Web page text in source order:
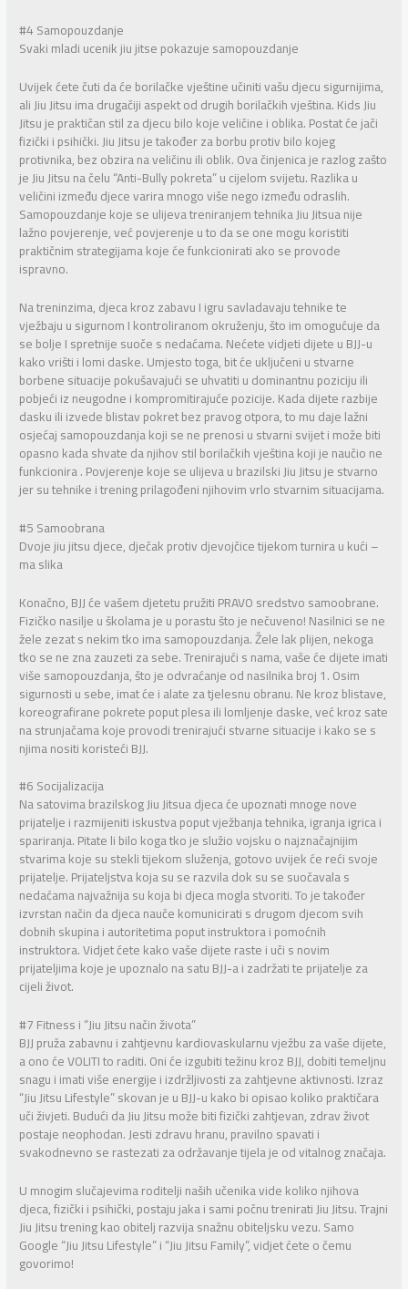
#4 Samopouzdanje
Svaki mladi ucenik jiu jitse pokazuje samopouzdanje
Uvijek ćete čuti da će borilačke vještine učiniti vašu djecu sigurnijima,
ali Jiu Jitsu ima drugačiji aspekt od drugih borilačkih vještina. Kids Jiu
Jitsu je praktičan stil za djecu bilo koje veličine i oblika. Postat će jači
fizički i psihički. Jiu Jitsu je također za borbu protiv bilo kojeg
protivnika, bez obzira na veličinu ili oblik. Ova činjenica je razlog zašto
je Jiu Jitsu na čelu “Anti-Bully pokreta” u cijelom svijetu. Razlika u
veličini između djece varira mnogo više nego između odraslih.
Samopouzdanje koje se ulijeva treniranjem tehnika Jiu Jitsua nije
lažno povjerenje, već povjerenje u to da se one mogu koristiti
praktičnim strategijama koje će funkcionirati ako se provode
ispravno.
Na treninzima, djeca kroz zabavu I igru savladavaju tehnike te
vježbaju u sigurnom I kontroliranom okruženju, što im omogućuje da
se bolje I spretnije suoče s nedaćama. Nećete vidjeti dijete u BJJ-u
kako vrišti i lomi daske. Umjesto toga, bit će uključeni u stvarne
borbene situacije pokušavajući se uhvatiti u dominantnu poziciju ili
pobjeći iz neugodne i kompromitirajuće pozicije. Kada dijete razbije
dasku ili izvede blistav pokret bez pravog otpora, to mu daje lažni
osjećaj samopouzdanja koji se ne prenosi u stvarni svijet i može biti
opasno kada shvate da njihov stil borilačkih vještina koji je naučio ne
funkcionira . Povjerenje koje se ulijeva u brazilski Jiu Jitsu je stvarno
jer su tehnike i trening prilagođeni njihovim vrlo stvarnim situacijama.
#5 Samoobrana
Dvoje jiu jitsu djece, dječak protiv djevojčice tijekom turnira u kući –
ma slika
Konačno, BJJ će vašem djetetu pružiti PRAVO sredstvo samoobrane.
Fizičko nasilje u školama je u porastu što je nečuveno! Nasilnici se ne
žele zezat s nekim tko ima samopouzdanja. Žele lak plijen, nekoga
tko se ne zna zauzeti za sebe. Trenirajući s nama, vaše će dijete imati
više samopouzdanja, što je odvraćanje od nasilnika broj 1. Osim
sigurnosti u sebe, imat će i alate za tjelesnu obranu. Ne kroz blistave,
koreografirane pokrete poput plesa ili lomljenje daske, već kroz sate
na strunjačama koje provodi trenirajući stvarne situacije i kako se s
njima nositi koristeći BJJ.
#6 Socijalizacija
Na satovima brazilskog Jiu Jitsua djeca će upoznati mnoge nove
prijatelje i razmijeniti iskustva poput vježbanja tehnika, igranja igrica i
spariranja. Pitate li bilo koga tko je služio vojsku o najznačajnijim
stvarima koje su stekli tijekom služenja, gotovo uvijek će reći svoje
prijatelje. Prijateljstva koja su se razvila dok su se suočavala s
nedaćama najvažnija su koja bi djeca mogla stvoriti. To je također
izvrstan način da djeca nauče komunicirati s drugom djecom svih
dobnih skupina i autoritetima poput instruktora i pomoćnih
instruktora. Vidjet ćete kako vaše dijete raste i uči s novim
prijateljima koje je upoznalo na satu BJJ-a i zadržati te prijatelje za
cijeli život.
#7 Fitness i “Jiu Jitsu način života”
BJJ pruža zabavnu i zahtjevnu kardiovaskularnu vježbu za vaše dijete,
a ono će VOLITI to raditi. Oni će izgubiti težinu kroz BJJ, dobiti temeljnu
snagu i imati više energije i izdržljivosti za zahtjevne aktivnosti. Izraz
“Jiu Jitsu Lifestyle” skovan je u BJJ-u kako bi opisao koliko praktičara
uči živjeti. Budući da Jiu Jitsu može biti fizički zahtjevan, zdrav život
postaje neophodan. Jesti zdravu hranu, pravilno spavati i
svakodnevno se rastezati za održavanje tijela je od vitalnog značaja.
U mnogim slučajevima roditelji naših učenika vide koliko njihova
djeca, fizički i psihički, postaju jaka i sami počnu trenirati Jiu Jitsu. Trajni
Jiu Jitsu trening kao obitelj razvija snažnu obiteljsku vezu. Samo
Google “Jiu Jitsu Lifestyle” i “Jiu Jitsu Family”, vidjet ćete o čemu
govorimo!